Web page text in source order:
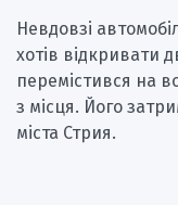
Невдовзі
хотів відкривати
перемістився на
з місця. Його
міста Стрия.